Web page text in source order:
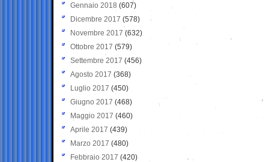
Gennaio 2018 (607)
Dicembre 2017 (578)
Novembre 2017 (632)
Ottobre 2017 (579)
Settembre 2017 (456)
Agosto 2017 (368)
Luglio 2017 (450)
Giugno 2017 (468)
Maggio 2017 (460)
Aprile 2017 (439)
Marzo 2017 (480)
Febbraio 2017 (420)